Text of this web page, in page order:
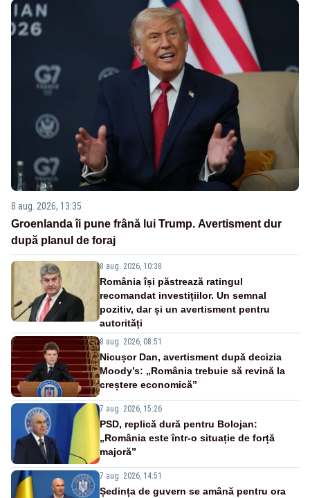
8 aug. 2026, 13:35
Groenlanda îi pune frână lui Trump. Avertisment dur
după planul de foraj
8 aug. 2026, 10:38
România își păstrează ratingul
recomandat investițiilor. Un semnal
pozitiv, dar și un avertisment pentru
autorități
8 aug. 2026, 08:51
Nicușor Dan, avertisment după decizia
Moody’s: „România trebuie să revină la
creștere economică”
7 aug. 2026, 15:26
PSD, replică dură pentru Bolojan:
„România este într-o situație de forță
majoră”
7 aug. 2026, 14:51
Ședința de guvern se amână pentru ora